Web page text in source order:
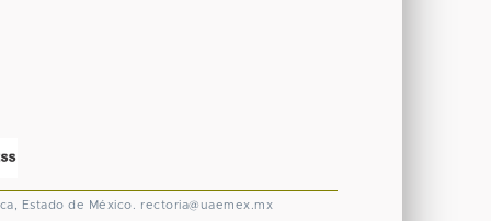
Estado de México. rectoria@uaemex.mx